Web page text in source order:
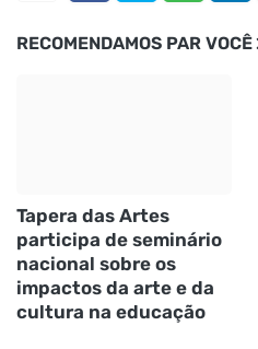
RECOMENDAMOS PAR VOCÊ
Tapera das Artes
participa de seminário
nacional sobre os
impactos da arte e da
cultura na educação